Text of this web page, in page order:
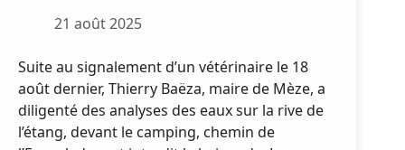
21 août 2025
Suite au signalement d’un vétérinaire le 18
août dernier, Thierry Baëza, maire de Mèze, a
diligenté des analyses des eaux sur la rive de
l’étang, devant le camping, chemin de